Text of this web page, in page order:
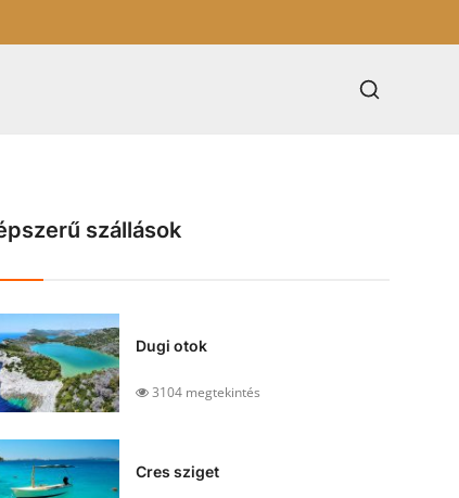
szállások
Dugi otok
3104 megtekintés
Cres sziget